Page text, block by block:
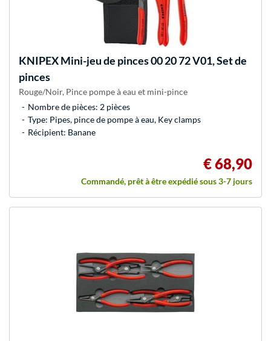
KNIPEXMini-jeu de pinces 00 20 72 V01, Set de
pinces
Rouge/Noir, Pince pompe à eau et mini-pince
Nombre de pièces: 2 pièces
Type: Pipes, pince de pompe à eau, Key clamps
Récipient: Banane
€ 68,90
Commandé, prêt à être expédié sous 3-7 jours